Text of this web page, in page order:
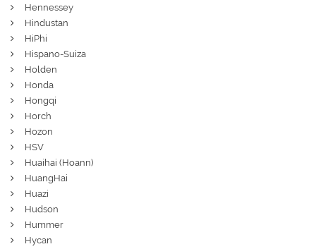
Hennessey
Hindustan
HiPhi
Hispano-Suiza
Holden
Honda
Hongqi
Horch
Hozon
HSV
Huaihai (Hoann)
HuangHai
Huazi
Hudson
Hummer
Hycan